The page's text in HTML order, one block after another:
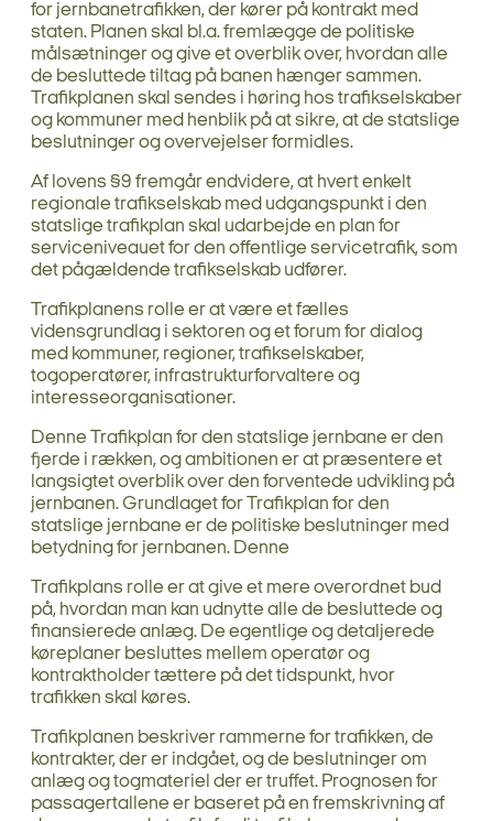
for jernbanetrafikken, der kører på kontrakt med
staten. Planen skal bl.a. fremlægge de politiske
målsætninger og give et overblik over, hvordan alle
de besluttede tiltag på banen hænger sammen.
Trafikplanen skal sendes i høring hos trafikselskaber
og kommuner med henblik på at sikre, at de statslige
beslutninger og overvejelser formidles.
Af lovens §9 fremgår endvidere, at hvert enkelt
regionale trafikselskab med udgangspunkt i den
statslige trafikplan skal udarbejde en plan for
serviceniveauet for den offentlige servicetrafik, som
det pågældende trafikselskab udfører.
Trafikplanens rolle er at være et fælles
vidensgrundlag i sektoren og et forum for dialog
med kommuner, regioner, trafikselskaber,
togoperatører, infrastrukturforvaltere og
interesseorganisationer.
Denne Trafikplan for den statslige jernbane er den
fjerde i rækken, og ambitionen er at præsentere et
langsigtet overblik over den forventede udvikling på
jernbanen. Grundlaget for Trafikplan for den
statslige jernbane er de politiske beslutninger med
betydning for jernbanen. Denne
Trafikplans rolle er at give et mere overordnet bud
på, hvordan man kan udnytte alle de besluttede og
finansierede anlæg. De egentlige og detaljerede
køreplaner besluttes mellem operatør og
kontraktholder tættere på det tidspunkt, hvor
trafikken skal køres.
Trafikplanen beskriver rammerne for trafikken, de
kontrakter, der er indgået, og de beslutninger om
anlæg og togmateriel der er truffet. Prognosen for
passagertallene er baseret på en fremskrivning af